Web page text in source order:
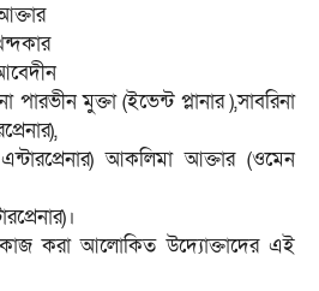
পারভীন মুক্তা (ইভেন্ট প্লানার ),সাবরিনা
আকলিমা আক্তার (ওমেন
কাজ করা আলোকিত উদ্যোক্তাদের এই